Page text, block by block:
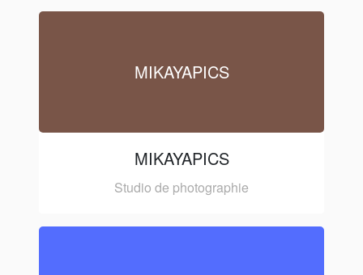
MIKAYAPICS
MIKAYAPICS
Studio de photographie